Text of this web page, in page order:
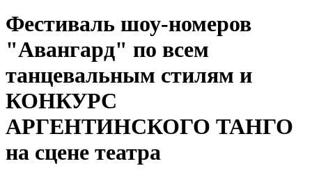
Фестиваль шоу-номеров
"Авангард" по всем
танцевальным стилям и
КОНКУРС
АРГЕНТИНСКОГО ТАНГО
на сцене театра